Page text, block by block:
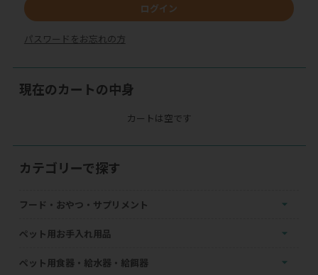
ログイン
パスワードをお忘れの方
現在のカートの中身
カートは空です
カテゴリーで探す
フード・おやつ・サプリメント
ペット用お手入れ用品
ペット用食器・給水器・給餌器